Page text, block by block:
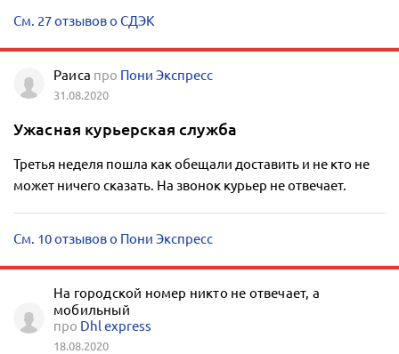
См. 27 отзывов о СДЭК
Раиса про Пони Экспресс
31.08.2020
Ужасная курьерская служба
Третья неделя пошла как обещали доставить и не кто не
может ничего сказать. На звонок курьер не отвечает.
См. 10 отзывов о Пони Экспресс
На городской номер никто не отвечает, а
мобильный
про Dhl express
18.08.2020